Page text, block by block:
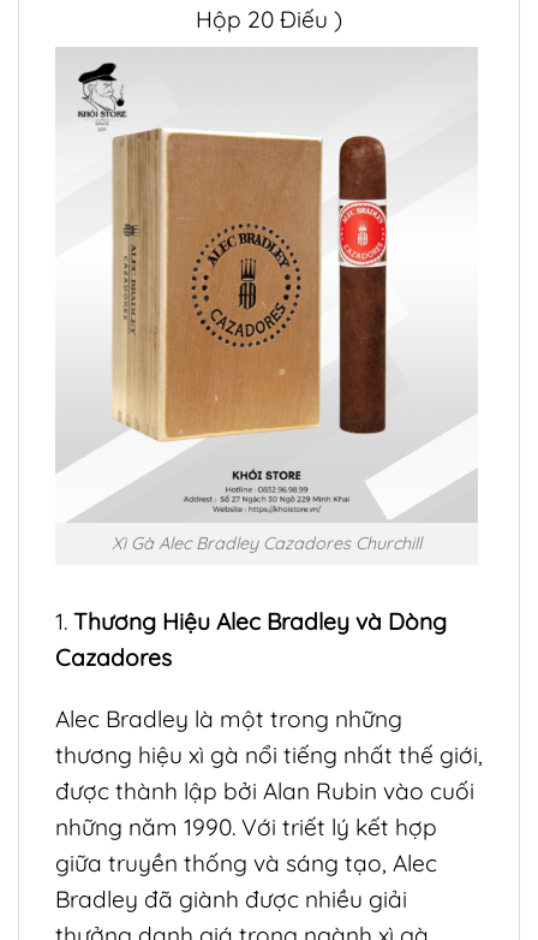
Hộp 20 Điếu )
Xì Gà Alec Bradley Cazadores Churchill
1. Thương Hiệu Alec Bradley và Dòng
Cazadores
Alec Bradley là một trong những
thương hiệu xì gà nổi tiếng nhất thế giới,
được thành lập bởi Alan Rubin vào cuối
những năm 1990. Với triết lý kết hợp
giữa truyền thống và sáng tạo, Alec
Bradley đã giành được nhiều giải